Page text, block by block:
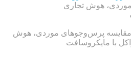
هوش تجاری
مقایسه پرس‌وجوهای موردی، هوش
با مایکروسافت